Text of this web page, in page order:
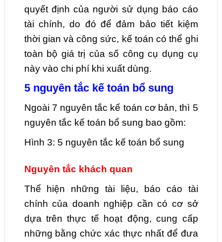
quyết định của người sử dụng báo cáo
tài chính, do đó để đảm bảo tiết kiệm
thời gian và công sức, kế toán có thể ghi
toàn bộ giá trị của số công cụ dụng cụ
này vào chi phí khi xuất dùng.
5 nguyên tắc kế toán bổ sung
Ngoài 7 nguyên tắc kế toán cơ bản, thì 5
nguyên tắc kế toán bổ sung bao gồm:
Hình 3: 5 nguyên tắc kế toán bổ sung
Nguyên tắc khách quan
Thể hiện những tài liệu, báo cáo tài
chính của doanh nghiệp cần có cơ sở
dựa trên thực tế hoạt động, cung cấp
những bằng chức xác thực nhất để đưa